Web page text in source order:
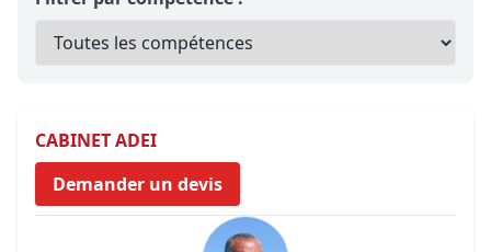
CABINET ADEI
Demander un devis